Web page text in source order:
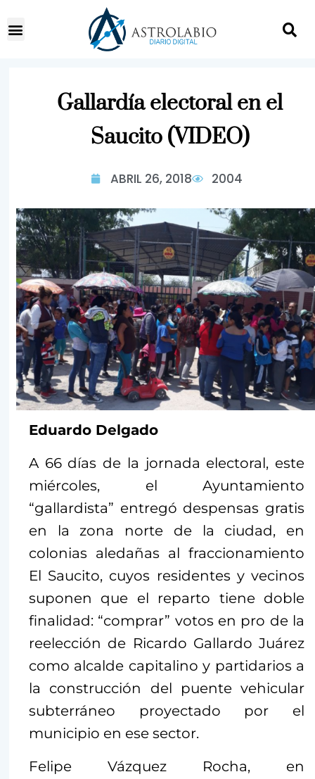
Gallardía electoral en el
Saucito (VIDEO)
ABRIL 26, 2018 2004
Eduardo Delgado
A 66 días de la jornada electoral, este
miércoles, el Ayuntamiento
“gallardista” entregó despensas gratis
en la zona norte de la ciudad, en
colonias aledañas al fraccionamiento
El Saucito, cuyos residentes y vecinos
suponen que el reparto tiene doble
finalidad: “comprar” votos en pro de la
reelección de Ricardo Gallardo Juárez
como alcalde capitalino y partidarios a
la construcción del puente vehicular
subterráneo proyectado por el
municipio en ese sector.
Felipe Vázquez Rocha, en